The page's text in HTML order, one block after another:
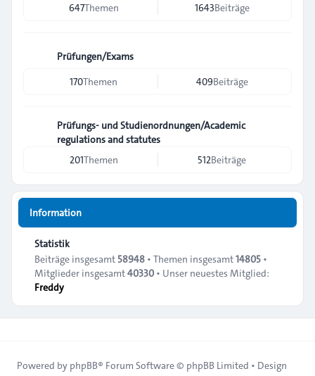
647Themen 1643Beiträge
Prüfungen/Exams
170Themen 409Beiträge
Prüfungs- und Studienordnungen/Academic
regulations and statutes
201Themen 512Beiträge
Information
Statistik
Beiträge insgesamt 58948 • Themen insgesamt14805 •
Mitglieder insgesamt40330 • Unser neuestes Mitglied:
Freddy
Powered by phpBB® Forum Software © phpBB Limited • Design